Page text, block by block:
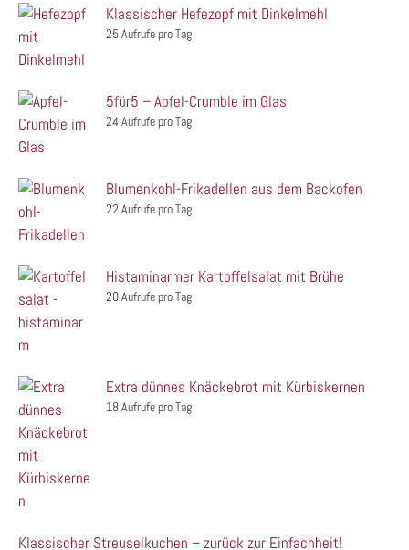
Klassischer Hefezopf mit Dinkelmehl
25 Aufrufe pro Tag
5für5 – Apfel-Crumble im Glas
24 Aufrufe pro Tag
Blumenkohl-Frikadellen aus dem Backofen
22 Aufrufe pro Tag
Histaminarmer Kartoffelsalat mit Brühe
20 Aufrufe pro Tag
Extra dünnes Knäckebrot mit Kürbiskernen
18 Aufrufe pro Tag
Klassischer Streuselkuchen – zurück zur Einfachheit!